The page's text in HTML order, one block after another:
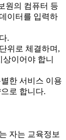
원의 컴퓨터 등
이터를 입력하
.
위로 체결하며,
이어야 합니
한 서비스 이용
로 합니다.
자는 교육정보